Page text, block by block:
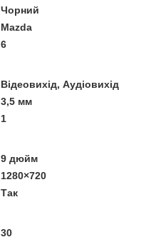
Чорний
Mazda
6
Відеовихід, Аудіовихід
3,5 мм
1
9 дюйм
1280×720
Так
30